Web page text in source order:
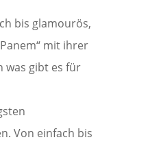
bis glamourös,
mit ihrer
was gibt es für
Von einfach bis